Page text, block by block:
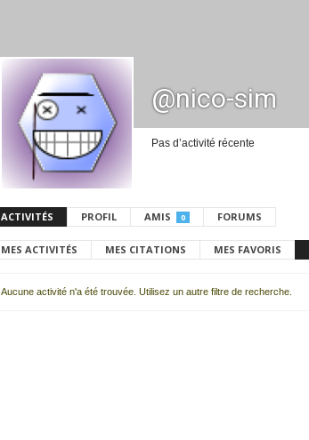
@nico-sim
Pas d’activité récente
ACTIVITÉS PROFIL AMIS 0 FORUMS
MES ACTIVITÉS MES CITATIONS MES FAVORIS
Aucune activité n'a été trouvée. Utilisez un autre filtre de recherche.